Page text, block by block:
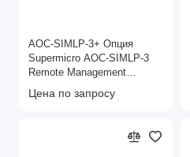
AOC-SIMLP-3+ Опция
Supermicro AOC-SIMLP-3
Remote Management
Ethernet Adapter
Цена по запросу